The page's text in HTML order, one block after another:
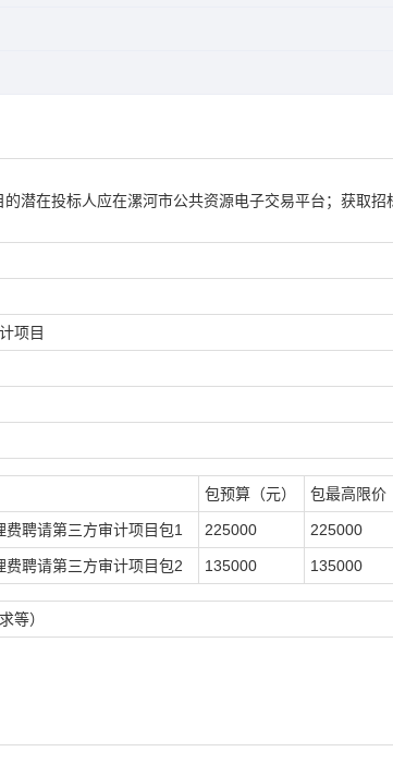
的潜在投标人应在漯河市公共资源电子交易平台； 获取招
项目
包预算（元） 包最高限价
聘请第三方审计项目包1 225000 225000
费聘请第三方审计项目包2 135000 135000
等）